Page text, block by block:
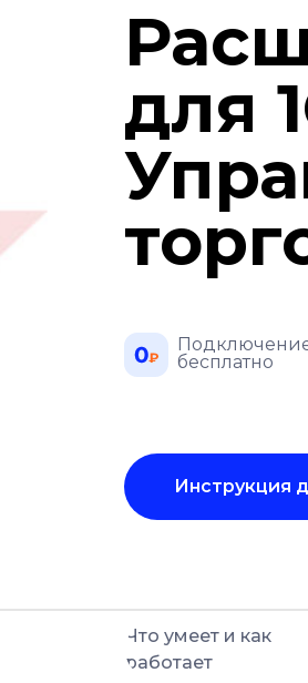
для
Инструкция
бесплатно
Что умеет и как
работает